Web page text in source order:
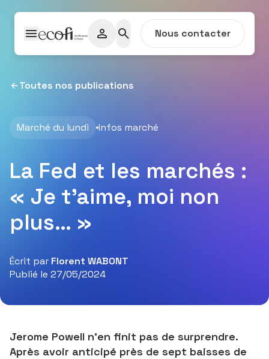
Nous contacter
Toutes nos publications
Marché du lundi Infos marché
La Fed et les marchés :
« Je t’aime, moi non
plus… »
Écrit par Florent WABONT
Publié le 27/05/2024
Jerome Powell n’en finit pas de surprendre.
Après avoir anticipé près de sept baisses de